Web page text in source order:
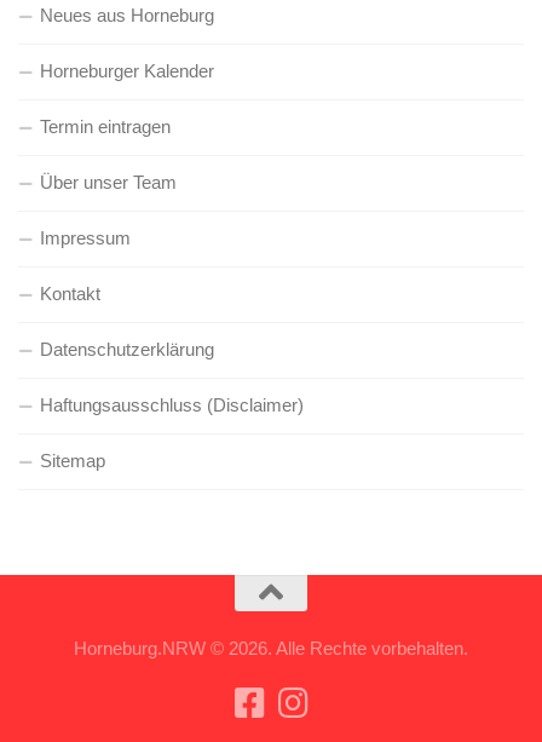
Neues aus Horneburg
Horneburger Kalender
Termin eintragen
Über unser Team
Impressum
Kontakt
Datenschutzerklärung
Haftungsausschluss (Disclaimer)
Sitemap
Horneburg.NRW © 2026. Alle Rechte vorbehalten.